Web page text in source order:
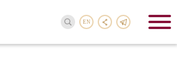
EN